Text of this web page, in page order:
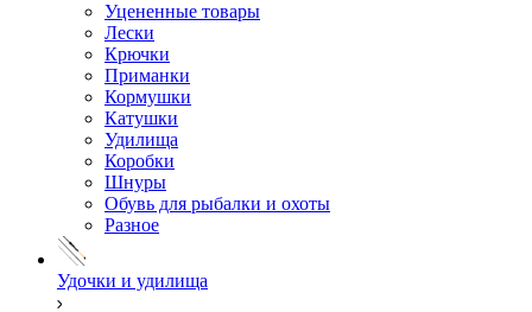
Уцененные товары
Лески
Крючки
Приманки
Кормушки
Катушки
Удилища
Коробки
Шнуры
Обувь для рыбалки и охоты
Разное
Удочки и удилища